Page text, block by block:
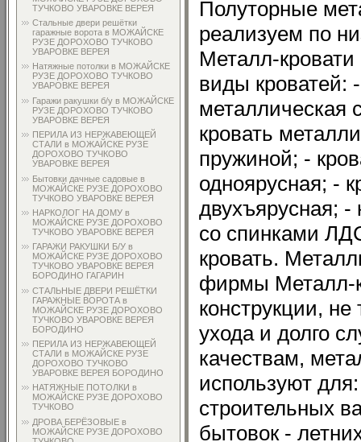
ТУЧКОВО УВАРОВКЕ ВЕРЕЯ
Стальные двери решётки
гаражные ворота в МОЖАЙСКЕ
РУЗЕ ДОРОХОВО ТУЧКОВО
УВАРОВКЕ ВЕРЕЯ
Натяжные потолки в МОЖАЙСКЕ
РУЗЕ ДОРОХОВО ТУЧКОВО
УВАРОВКЕ ВЕРЕЯ
Гаражи ракушки б/у в МОЖАЙСКЕ
РУЗЕ ДОРОХОВО ТУЧКОВО
УВАРОВКЕ ВЕРЕЯ
ПЕРИЛА ИЗ НЕРЖАВЕЮЩЕЙ
СТАЛИ в МОЖАЙСКЕ РУЗЕ
ДОРОХОВО ТУЧКОВО
УВАРОВКЕ ВЕРЕЯ
Бытовки дачные садовые в
МОЖАЙСКЕ РУЗЕ ДОРОХОВО
ТУЧКОВО УВАРОВКЕ ВЕРЕЯ
НАРКОЛОГ НА ДОМУ в
МОЖАЙСКЕ РУЗЕ ДОРОХОВО
ТУЧКОВО УВАРОВКЕ ВЕРЕЯ
ГАРАЖИ РАКУШКИ Б/У в
МОЖАЙСКЕ РУЗЕ ДОРОХОВО
ТУЧКОВО УВАРОВКЕ ВЕРЕЯ
БОРОДИНО ГАГАРИН
СТАЛЬНЫЕ ДВЕРИ РЕШЁТКИ
ГАРАЖНЫЕ ВОРОТА в
МОЖАЙСКЕ РУЗЕ ДОРОХОВО
ТУЧКОВО УВАРОВКЕ ВЕРЕЯ
БОРОДИНО
ПЕРИЛА ИЗ НЕРЖАВЕЮЩЕЙ
СТАЛИ в МОЖАЙСКЕ РУЗЕ
ДОРОХОВО ТУЧКОВО
УВАРОВКЕ ВЕРЕЯ БОРОДИНО
НАТЯЖНЫЕ ПОТОЛКИ в
МОЖАЙСКЕ РУЗЕ ДОРОХОВО
ТУЧКОВО
ДРОВА БЕРЁЗОВЫЕ в
МОЖАЙСКЕ РУЗЕ ДОРОХОВО
Полуторные
реализуем по
Металл-
виды кроватей:
металлическая
кровать
пружиной; -
одноярусная; -
двухъярусная; -
со спинками
кровать.
фирмы Металл-
конструкции,
ухода и долго
качествам,
используют
строительных
бытовок -